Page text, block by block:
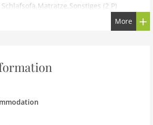
(2 P)
Warmes und kaltes Wasser, Dusche
Gasbeton
a.d. Grund/kostenlos 1
in der Küche
More